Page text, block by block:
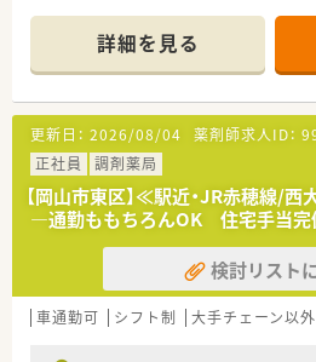
日あたりの平均処方箋枚数は40
■薬剤師は常勤3名と事務員1名の
がらチームワークを大切にして日
【募集背景と求める人物像について
■岡山市街地における体制強化を
戦力として活躍いただける方を現
■医療従事者としての責任感を持
がら円滑なコミュニケーションを
■患者様に対して誠実に向き合え
吸収して成長し続けたいという意
【法人特徴について】
■岡山県内を中心に15店舗を展開
詳細を見る
更新日： 2026/08/04 薬剤師求人ID：
正社員
調剤薬局
【岡山市東区】≪駅近・JR赤穂線/
―通勤ももちろんOK 住宅手当完
検討リスト
車通勤可 シフト制 大手チェーン以外